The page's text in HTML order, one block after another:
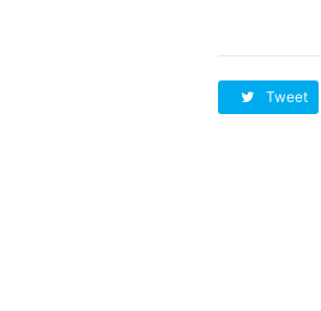
Tweet